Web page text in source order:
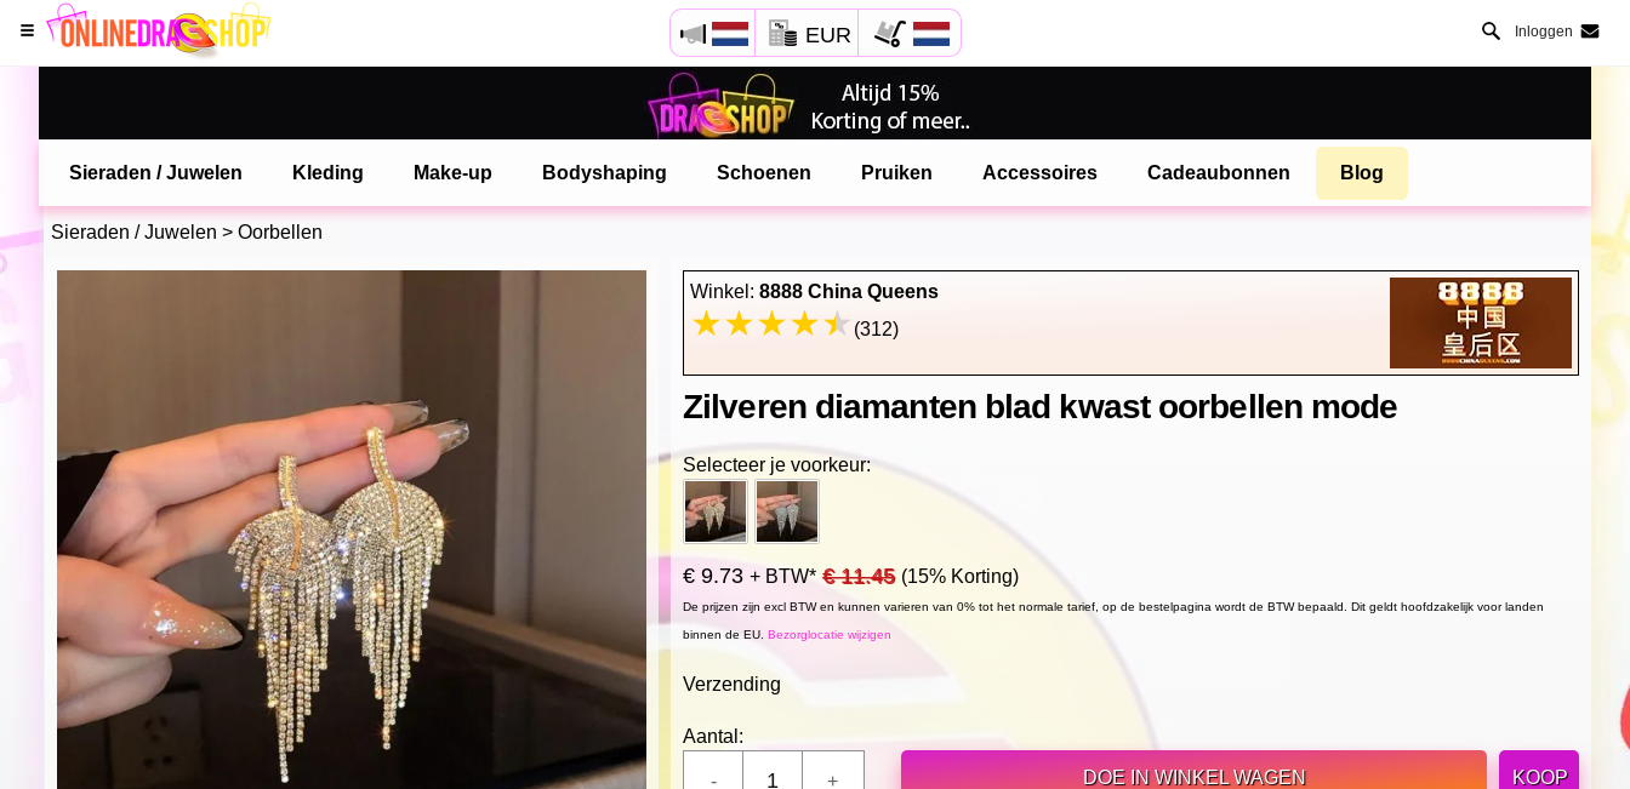
EUR Inloggen
Sieraden / Juwelen Kleding Make-up Bodyshaping Schoenen Pruiken Accessoires Cadeaubonnen Blog
Sieraden / Juwelen > Oorbellen
Winkel: 8888 China Queens
(312)
Zilveren diamanten blad kwast oorbellen mode
Selecteer je voorkeur:
€ 9.73 + BTW* € 11.45 (15% Korting)
De prijzen zijn excl BTW en kunnen varieren van 0% tot het normale tarief, op de bestelpagina wordt de BTW bepaald. Dit geldt hoofdzakelijk voor landen
binnen de EU. Bezorglocatie wijzigen
Verzending
Aantal:
DOE IN WINKEL WAGEN
KOOP
Open Safari menu.
of klik de safari knop zoals hiernaast getoont
en klik TOEVOEGEN AAN BUREAUBLAD